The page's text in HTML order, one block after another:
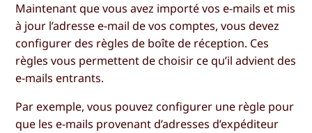
Maintenant que vous avez importé vos e-mails et mis
à jour l’adresse e-mail de vos comptes, vous devez
configurer des règles de boîte de réception. Ces
règles vous permettent de choisir ce qu’il advient des
e-mails entrants.
Par exemple, vous pouvez configurer une règle pour
que les e-mails provenant d’adresses d’expéditeur